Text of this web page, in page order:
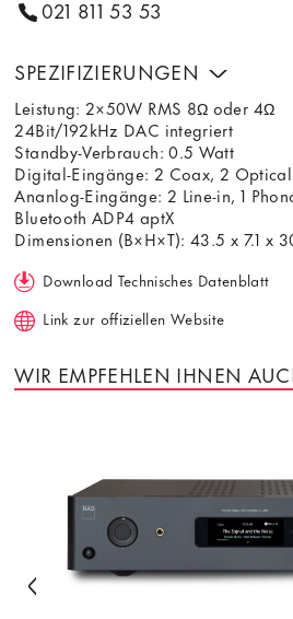
021 811 53 53
SPEZIFIZIERUNGEN
Leistung: 2×50W RMS 8Ω oder 4Ω
24Bit/192kHz DAC integriert
Standby-Verbrauch: 0.5 Watt
Digital-Eingänge: 2 Coax, 2 Optical
Ananlog-Eingänge: 2 Line-in, 1
Bluetooth ADP4 aptX
Dimensionen (B×H×T): 43.5 x 7.1 x
Download Technisches Datenblatt
Link zur offiziellen Website
WIR EMPFEHLEN IHNEN